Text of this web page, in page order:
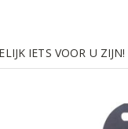
IETS VOOR U ZIJN!